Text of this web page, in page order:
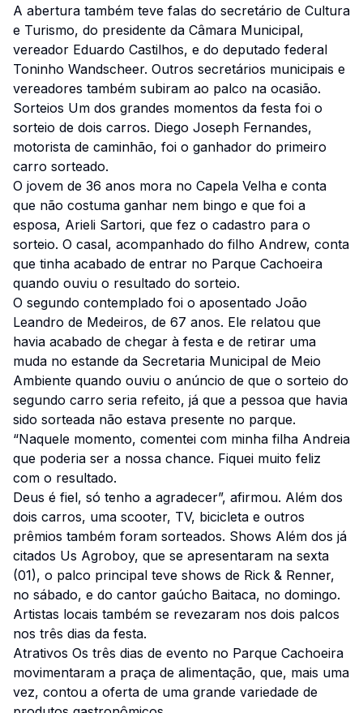
A abertura também teve falas do secretário de Cultura
e Turismo, do presidente da Câmara Municipal,
vereador Eduardo Castilhos, e do deputado federal
Toninho Wandscheer. Outros secretários municipais e
vereadores também subiram ao palco na ocasião.
Sorteios Um dos grandes momentos da festa foi o
sorteio de dois carros. Diego Joseph Fernandes,
motorista de caminhão, foi o ganhador do primeiro
carro sorteado.
O jovem de 36 anos mora no Capela Velha e conta
que não costuma ganhar nem bingo e que foi a
esposa, Arieli Sartori, que fez o cadastro para o
sorteio. O casal, acompanhado do filho Andrew, conta
que tinha acabado de entrar no Parque Cachoeira
quando ouviu o resultado do sorteio.
O segundo contemplado foi o aposentado João
Leandro de Medeiros, de 67 anos. Ele relatou que
havia acabado de chegar à festa e de retirar uma
muda no estande da Secretaria Municipal de Meio
Ambiente quando ouviu o anúncio de que o sorteio do
segundo carro seria refeito, já que a pessoa que havia
sido sorteada não estava presente no parque.
“Naquele momento, comentei com minha filha Andreia
que poderia ser a nossa chance. Fiquei muito feliz
com o resultado.
Deus é fiel, só tenho a agradecer”, afirmou. Além dos
dois carros, uma scooter, TV, bicicleta e outros
prêmios também foram sorteados. Shows Além dos já
citados Us Agroboy, que se apresentaram na sexta
(01), o palco principal teve shows de Rick & Renner,
no sábado, e do cantor gaúcho Baitaca, no domingo.
Artistas locais também se revezaram nos dois palcos
nos três dias da festa.
Atrativos Os três dias de evento no Parque Cachoeira
movimentaram a praça de alimentação, que, mais uma
vez, contou a oferta de uma grande variedade de